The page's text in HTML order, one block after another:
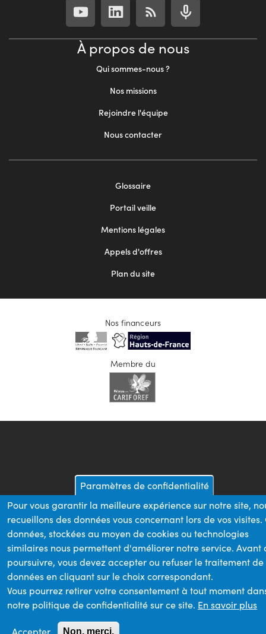
À propos de nous
Qui sommes-nous ?
Nos missions
Rejoindre l'équipe
Nous contacter
Glossaire
Portail veille
Mentions légales
Appels d'offres
Plan du site
Nos financeurs
Membre du
Paramètres de confidentialité
Pour vous garantir la meilleure expérience sur notre site,
recueillons des données vous concernant lors de vos visites.
données, stockées au moyen de cookies ou technologies
similaires nous permettent d'améliorer notre service. Avant
poursuivre, vous devez accepter ou refuser le traitement de
données en cliquant sur le choix correspondant.
Vous pourrez retirer votre consentement à tout moment
notre politique de confidentialité sur ce site. En savoir plus
Accepter Non, merci.